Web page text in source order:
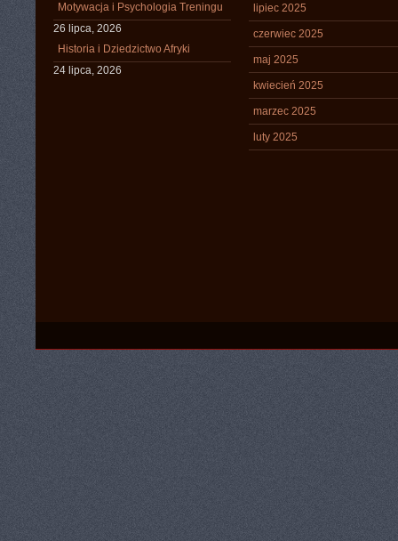
Motywacja i Psychologia Treningu
26 lipca, 2026
Historia i Dziedzictwo Afryki
24 lipca, 2026
lipiec 2025
czerwiec 2025
maj 2025
kwiecień 2025
marzec 2025
luty 2025